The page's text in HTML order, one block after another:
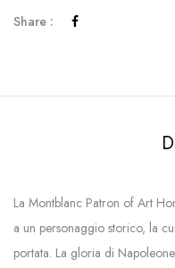
Share :
La Montblanc Patron of Art
a un personaggio storico, la
portata. La gloria di